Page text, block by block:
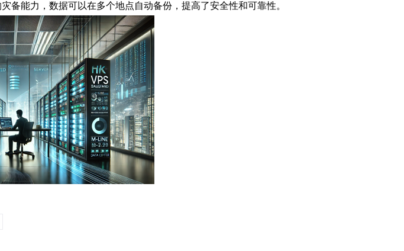
备能力，数据可以在多个地点自动备份，提高了安全性和可靠性。